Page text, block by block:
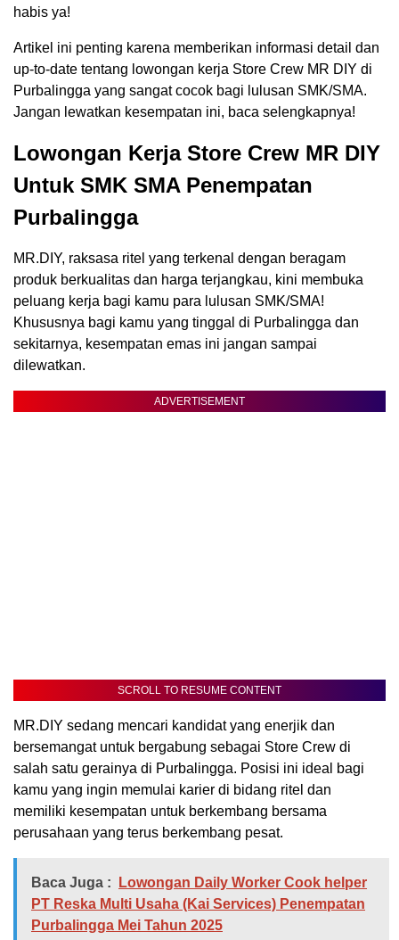
habis ya!
Artikel ini penting karena memberikan informasi detail dan
up-to-date tentang lowongan kerja Store Crew MR DIY di
Purbalingga yang sangat cocok bagi lulusan SMK/SMA.
Jangan lewatkan kesempatan ini, baca selengkapnya!
Lowongan Kerja Store Crew MR DIY
Untuk SMK SMA Penempatan
Purbalingga
MR.DIY, raksasa ritel yang terkenal dengan beragam
produk berkualitas dan harga terjangkau, kini membuka
peluang kerja bagi kamu para lulusan SMK/SMA!
Khususnya bagi kamu yang tinggal di Purbalingga dan
sekitarnya, kesempatan emas ini jangan sampai
dilewatkan.
ADVERTISEMENT
SCROLL TO RESUME CONTENT
MR.DIY sedang mencari kandidat yang enerjik dan
bersemangat untuk bergabung sebagai Store Crew di
salah satu gerainya di Purbalingga. Posisi ini ideal bagi
kamu yang ingin memulai karier di bidang ritel dan
memiliki kesempatan untuk berkembang bersama
perusahaan yang terus berkembang pesat.
Baca Juga :
Lowongan Daily Worker Cook helper
PT Reska Multi Usaha (Kai Services) Penempatan
Purbalingga Mei Tahun 2025